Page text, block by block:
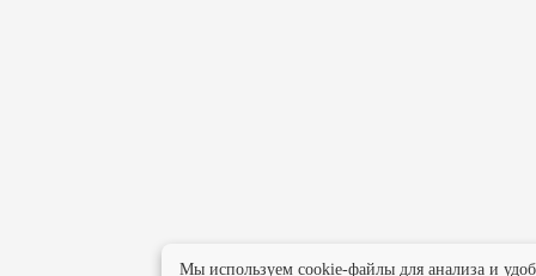
Мы используем cookie-файлы для анализа и